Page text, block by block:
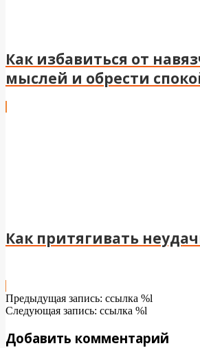
Как избавиться от
мыслей и обрести
Как притягивать
2024-
04-
Предыдущая запись: ссылка %l
Следующая запись: ссылка %l
Добавить комментарий